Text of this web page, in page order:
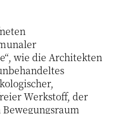
wie die Architekten
Werkstoff, der